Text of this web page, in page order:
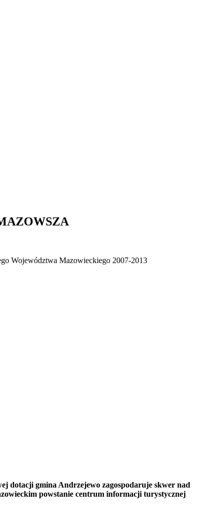
Województwa Mazowieckiego 2007-2013
dotacji gmina Andrzejewo zagospodaruje skwer nad
powstanie centrum informacji turystycznej